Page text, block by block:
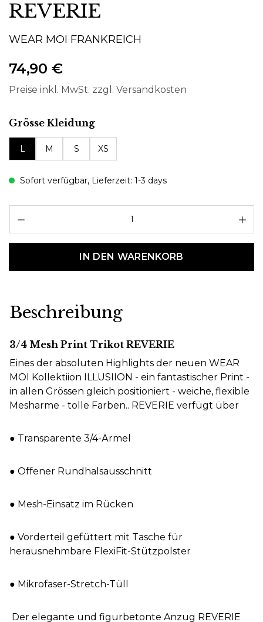
REVERIE
WEAR MOI FRANKREICH
74,90 €
Preise inkl. MwSt. zzgl. Versandkosten
Grösse Kleidungauswählen
L M S XS
Sofort verfügbar, Lieferzeit: 1-3 days
IN DEN WARENKORB
Beschreibung
3/4 Mesh Print Trikot REVERIE
Eines der absoluten Highlights der neuen WEAR
MOI Kollektiion ILLUSIION - ein fantastischer Print -
in allen Grössen gleich positioniert - weiche, flexible
Mesharme - tolle Farben.. REVERIE verfügt über
● Transparente 3/4-Ärmel
● Offener Rundhalsausschnitt
● Mesh-Einsatz im Rücken
● Vorderteil gefüttert mit Tasche für
herausnehmbare FlexiFit-Stützpolster
● Mikrofaser-Stretch-Tüll
Der elegante und figurbetonte Anzug REVERIE